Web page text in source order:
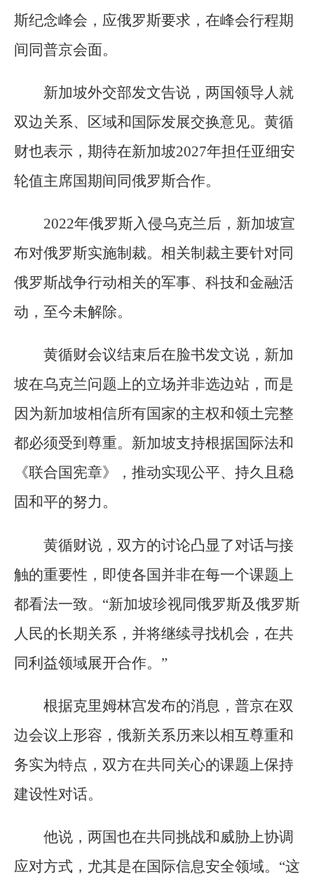
斯纪念峰会，应俄罗斯要求，在峰会行程期
间同普京会面。
新加坡外交部发文告说，两国领导人就
双边关系、区域和国际发展交换意见。黄循
财也表示，期待在新加坡2027年担任亚细安
轮值主席国期间同俄罗斯合作。
2022年俄罗斯入侵乌克兰后，新加坡宣
布对俄罗斯实施制裁。相关制裁主要针对同
俄罗斯战争行动相关的军事、科技和金融活
动，至今未解除。
黄循财会议结束后在脸书发文说，新加
坡在乌克兰问题上的立场并非选边站，而是
因为新加坡相信所有国家的主权和领土完整
都必须受到尊重。新加坡支持根据国际法和
《联合国宪章》，推动实现公平、持久且稳
固和平的努力。
黄循财说，双方的讨论凸显了对话与接
触的重要性，即使各国并非在每一个课题上
都看法一致。“新加坡珍视同俄罗斯及俄罗斯
人民的长期关系，并将继续寻找机会，在共
同利益领域展开合作。”
根据克里姆林宫发布的消息，普京在双
边会议上形容，俄新关系历来以相互尊重和
务实为特点，双方在共同关心的课题上保持
建设性对话。
他说，两国也在共同挑战和威胁上协调
应对方式，尤其是在国际信息安全领域。“这